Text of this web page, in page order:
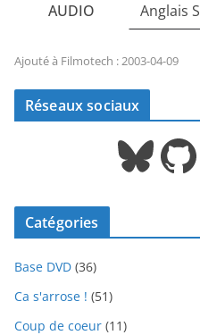
AUDIO Anglais S
Ajouté à Filmotech : 2003-04-09
Réseaux sociaux
Bluesky GitHub
Catégories
Base DVD (36)
Ca s'arrose ! (51)
Coup de coeur (11)